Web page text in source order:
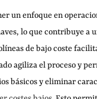
un enfoque en
lo que contribuye a
de bajo coste
agiliza el proceso y
básicos y eliminar